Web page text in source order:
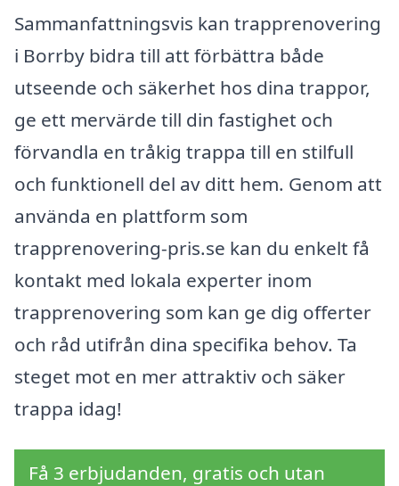
Sammanfattningsvis kan trapprenovering
i Borrby bidra till att förbättra både
utseende och säkerhet hos dina trappor,
ge ett mervärde till din fastighet och
förvandla en tråkig trappa till en stilfull
och funktionell del av ditt hem. Genom att
använda en plattform som
trapprenovering-pris.se kan du enkelt få
kontakt med lokala experter inom
trapprenovering som kan ge dig offerter
och råd utifrån dina specifika behov. Ta
steget mot en mer attraktiv och säker
trappa idag!
Få 3 erbjudanden, gratis och utan